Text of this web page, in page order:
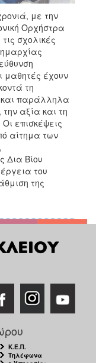
με την
Ορχήστρα
σχολικές
μαθητές έχουν
τη
και παράλληλα
αξία και τη
επισκέψεις
αίτημα των
Δια Βίου
του
της
Κ.Ε.Π.
Τηλέφωνα